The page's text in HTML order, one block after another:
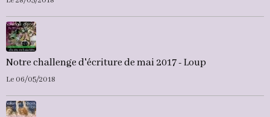
Notre challenge d'écriture de mai 2017 - Loup
Le 06/05/2018